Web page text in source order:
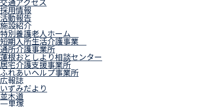
採用情報
活動報告
施設紹介
特別養護老人ホーム
短期入所生活介護事業
通所介護事業所
蓮根おとしより相談センター
居宅介護支援事業所
ふれあいヘルプ事業所
広報誌
いずみだより
並木道
一里塚